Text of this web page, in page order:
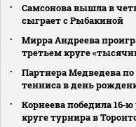
Самсонова вышла в
сыграет с Рыбакиной
Мирра Андреева
третьем круге
Партнера Медведева
тенниса в день
Корнеева победила
круге турнира в